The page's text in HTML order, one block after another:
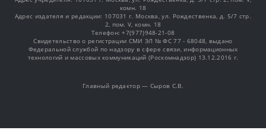
комн. 18
Адрес издателя и редакции: 107031 г. Москва, ул. Рождественка, д. 5/7 стр.
2, пом. V, комн. 18
Телефон: +7(977)948-21-08
Свидетельство о регистрации СМИ ЭЛ № ФС 77 - 68048, выдано
Федеральной службой по надзору в сфере связи, информационных
технологий и массовых коммуникаций (Роскомнадзор) 13.12.2016 г.
Главный редактор — Сыров С.В.